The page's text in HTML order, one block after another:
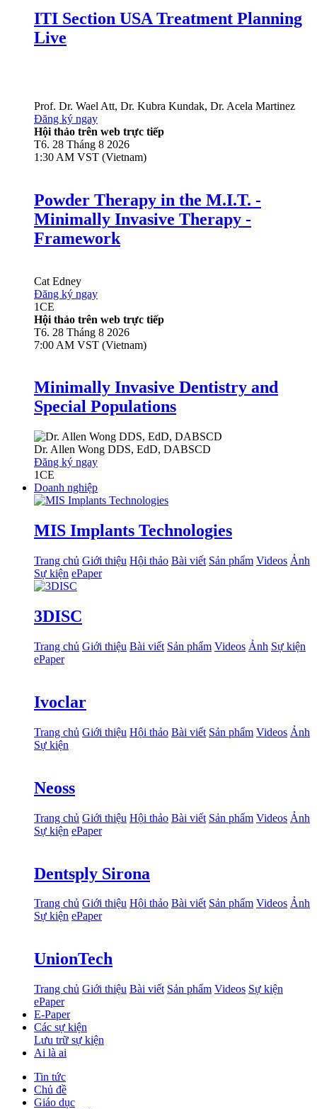
ITI Section USA Treatment Planning
Live
Prof. Dr. Wael Att, Dr. Kubra Kundak, Dr. Acela Martinez
Đăng ký ngay
Hội thảo trên web trực tiếp
T6. 28 Tháng 8 2026
1:30 AM VST (Vietnam)
Powder Therapy in the M.I.T. -
Minimally Invasive Therapy -
Framework
Cat Edney
Đăng ký ngay
1CE
Hội thảo trên web trực tiếp
T6. 28 Tháng 8 2026
7:00 AM VST (Vietnam)
Minimally Invasive Dentistry and
Special Populations
Dr. Allen Wong DDS, EdD, DABSCD
Đăng ký ngay
1CE
Doanh nghiệp
MIS Implants Technologies
Trang chủ Giới thiệu Hội thảo Bài viết Sản phẩm Videos Ảnh
Sự kiện ePaper
3DISC
Trang chủ Giới thiệu Bài viết Sản phẩm Videos Ảnh Sự kiện
ePaper
Ivoclar
Trang chủ Giới thiệu Hội thảo Bài viết Sản phẩm Videos Ảnh
Sự kiện
Neoss
Trang chủ Giới thiệu Hội thảo Bài viết Sản phẩm Videos Ảnh
Sự kiện ePaper
Dentsply Sirona
Trang chủ Giới thiệu Hội thảo Bài viết Sản phẩm Videos Ảnh
Sự kiện ePaper
UnionTech
Trang chủ Giới thiệu Bài viết Sản phẩm Videos Sự kiện
ePaper
E-Paper
Các sự kiện
Lưu trữ sự kiện
Ai là ai
Tin tức
Chủ đề
Giáo dục